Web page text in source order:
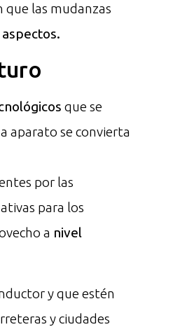
que las mudanzas
que se
aparato se convierta
por las
para los
a nivel
y que estén
y ciudades